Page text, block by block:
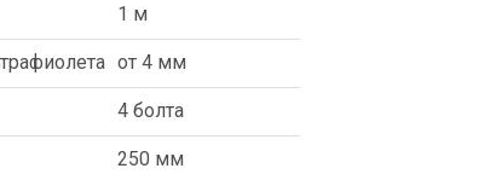
1 м
от 4 мм
4 болта
250 мм